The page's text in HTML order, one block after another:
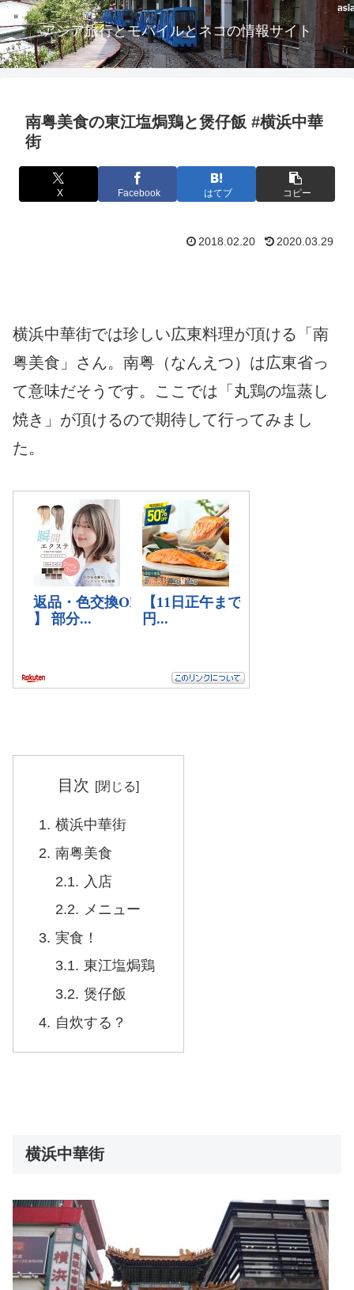
アジア旅行とモバイルとネコの情報サイト
南粤美食の東江塩焗鶏と煲仔飯 #横浜中華
街
X Facebook はてブ コピー
2018.02.20 2020.03.29
横浜中華街では珍しい広東料理が頂ける「南
粤美食」さん。南粤（なんえつ）は広東省っ
て意味だそうです。ここでは「丸鶏の塩蒸し
焼き」が頂けるので期待して行ってみまし
た。
目次
横浜中華街
南粤美食
入店
メニュー
実食！
東江塩焗鶏
煲仔飯
自炊する？
横浜中華街